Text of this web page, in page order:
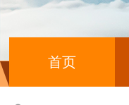
首页